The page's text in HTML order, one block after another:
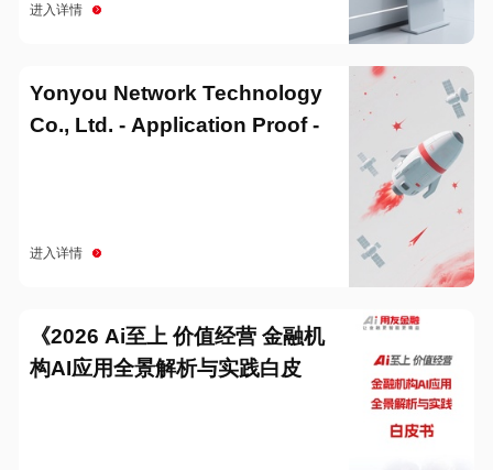
进入详情
Yonyou Network Technology
Co., Ltd. - Application Proof -
进入详情
《2026 Ai至上 价值经营 金融机
构AI应用全景解析与实践白皮